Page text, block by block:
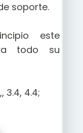
soporte.
este
todo su
3.4, 4.4;